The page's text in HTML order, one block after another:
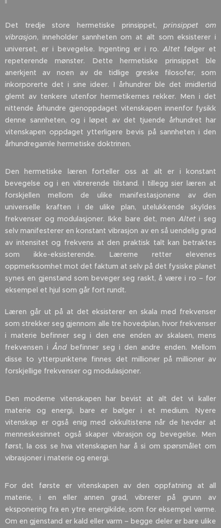
Det tredje store hermetiske prinsippet,prinsippet om
vibrasjon, inneholder sannheten om at alt som eksisterer i
universet, er i bevegelse. Ingenting er i ro. Altet følger et
repeterende mønster. Dette hermetiske prinsippet ble
anerkjent av noen av de tidlige greske filosofer, som
inkorporerte det i sine ideer. I århundrer ble det imidlertid
glemt av tenkere utenfor hermetikernes rekker. Men i det
nittende århundre gjenoppdaget vitenskapen innenfor fysikk
denne sannheten, og i løpet av det tjuende århundret har
vitenskapen oppdaget ytterligere bevis på sannheten i den
århundregamle hermetiske doktrinen.
Den hermetiske læren forteller oss at alt er i konstant
bevegelse og i en vibrerende tilstand. I tillegg sier læren at
forskjellen mellom de ulike manifestasjonene av den
universelle kraften i de ulike plan, utelukkende skyldes
frekvenser og modulasjoner. Ikke bare det, men Alteti seg
selv manifesterer en konstant vibrasjon av en så uendelig grad
av intensitet og frekvens at den praktisk talt kan betraktes
som ikke-eksisterende. Lærerne retter elevenes
oppmerksomhet mot det faktum at selv på det fysiske planet
synes en gjenstand som beveger seg raskt, å være i ro – for
eksempel et hjul som går fort rundt.
Læren går ut på at det eksisterer en skala med frekvenser
som strekker seg gjennom alle tre hovedplan, hvor frekvenser
i materie befinner seg i den ene enden av skalaen, mens
frekvensen i Ånd befinner seg i den andre enden. Mellom
disse to ytterpunktene finnes det millioner på millioner av
forskjellige frekvenser og modulasjoner.
Den moderne vitenskapen har bevist at alt det vi kaller
materie og energi, bare er bølger i et medium. Nyere
vitenskap er også enig med okkultistene når de hevder at
menneskesinnet også skaper vibrasjon og bevegelse. Men
først, la oss se hva vitenskapen har å si om spørsmålet om
vibrasjoner i materie og energi.
For det første er vitenskapen av den oppfatning at all
materie, i en eller annen grad, vibrerer på grunn av
eksponering fra en ytre energikilde, som for eksempel varme.
Om en gjenstand er kald eller varm – begge deler er bare ulike